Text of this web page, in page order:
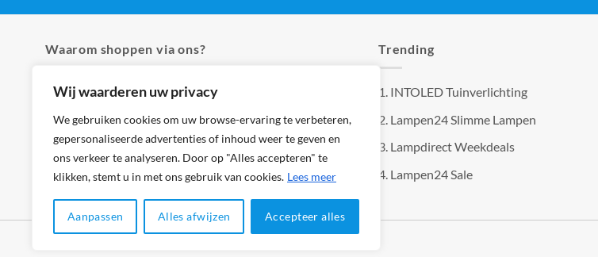
Wij waarderen uw privacy
We gebruiken cookies om uw browse-ervaring te verbeteren,
gepersonaliseerde advertenties of inhoud weer te geven en
ons verkeer te analyseren. Door op "Alles accepteren" te
klikken, stemt u in met ons gebruik van cookies. Lees meer
Aanpassen Alles afwijzen Accepteer alles
Waarom shoppen via ons?
✓ Hoogste kwaliteit lampen
✓ Meer dan 5.000 producten
✓ Groot aanbod en lage prijzen
✓ Bezorging in NL & BE
Trending
1. INTOLED Tuinverlichting
2. Lampen24 Slimme Lampen
3. Lampdirect Weekdeals
4. Lampen24 Sale
Klantenservice Cookies Privacybeleid Disclaimer